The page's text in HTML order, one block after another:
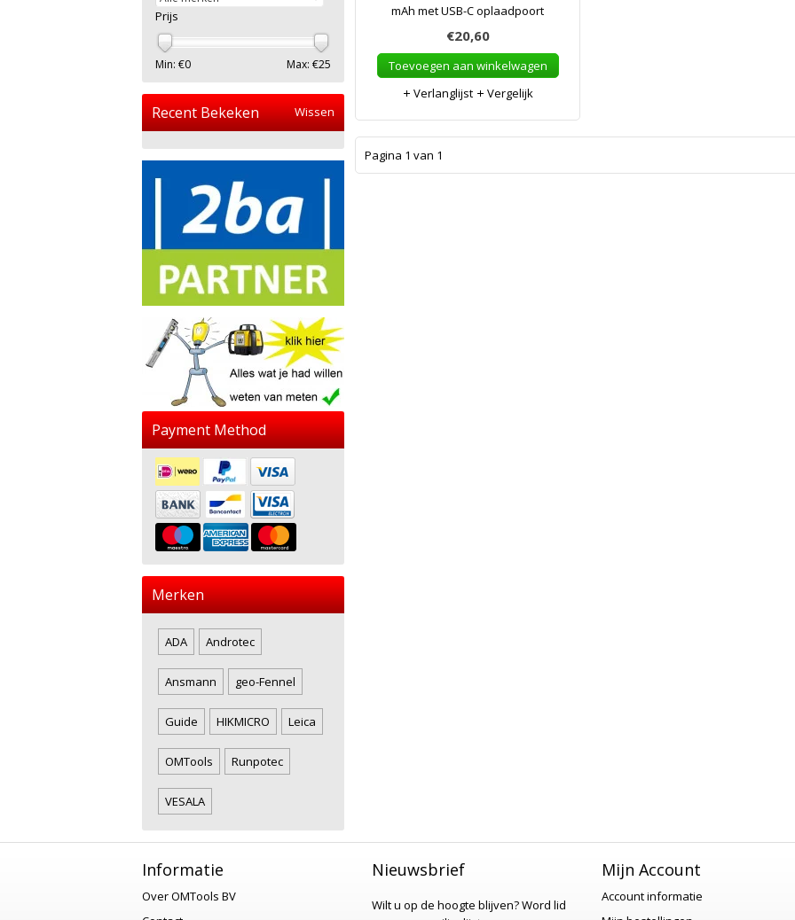
mAh met USB-C oplaadpoort
€20,60
Toevoegen aan winkelwagen
Verlanglijst
Vergelijk
Pagina 1 van 1
Prijs
Min: €0 Max: €25
Recent Bekeken Wissen
Payment Method
Merken
ADA Androtec
Ansmann geo-Fennel
Guide HIKMICRO Leica
OMTools Runpotec
VESALA
Informatie
Over OMTools BV
Nieuwsbrief
Wilt u op de hoogte blijven?Word lid
Mijn Account
Account informatie